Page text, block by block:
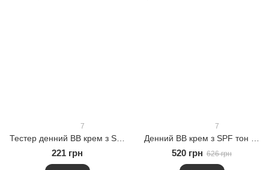
7
221 грн
7
520 грн 626 грн